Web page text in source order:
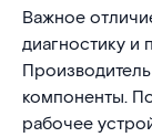
Важное
диагностику и
компоненты.
рабочее